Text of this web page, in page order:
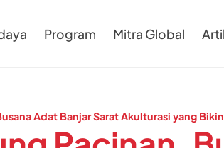
Program Mitra Global
Adat Banjar Sarat Akulturasi yang